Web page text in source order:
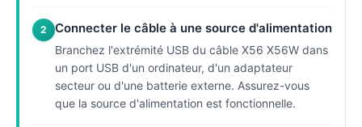
2 Connecter le câble à une source d'alimentation
Branchez l'extrémité USB du câble X56 X56W dans
un port USB d'un ordinateur, d'un adaptateur
secteur ou d'une batterie externe. Assurez-vous
que la source d'alimentation est fonctionnelle.